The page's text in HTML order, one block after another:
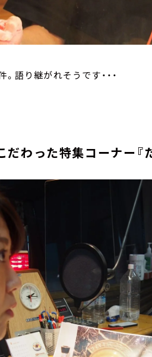
語り継がれそうです・・・
わった特集コーナー『